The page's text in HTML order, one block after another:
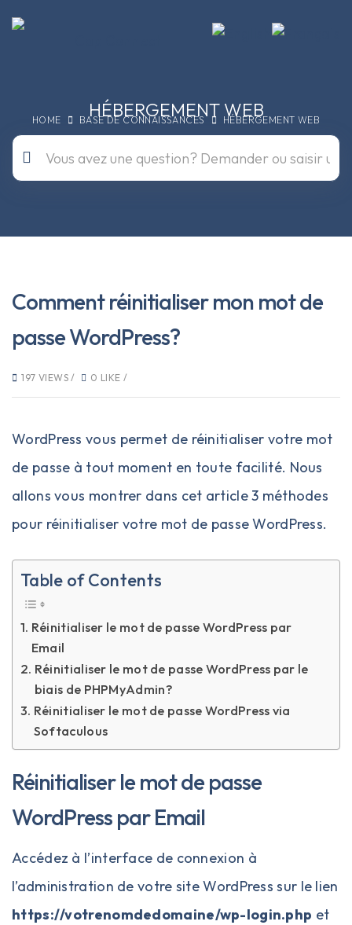
HÉBERGEMENT WEB
HOME BASE DE CONNAISSANCES HÉBERGEMENT WEB
Comment réinitialiser mon mot de
passe WordPress?
197 VIEWS / 0 LIKE /
WordPress vous permet de réinitialiser votre mot
de passe à tout moment en toute facilité. Nous
allons vous montrer dans cet article 3 méthodes
pour réinitialiser votre mot de passe WordPress.
Table of Contents
Réinitialiser le mot de passe WordPress par
Email
Réinitialiser le mot de passe WordPress par le
biais de PHPMyAdmin?
Réinitialiser le mot de passe WordPress via
Softaculous
Réinitialiser le mot de passe
WordPress par Email
Accédez à l’interface de connexion à
l’administration de votre site WordPress sur le lien
https://votrenomdedomaine/wp-login.php et